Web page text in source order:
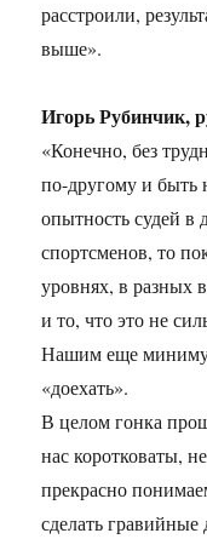
расстроили,
выше».
Игорь Рубинчик,
«Конечно, без
по-другому и быть
опытность судей в
спортсменов, то
уровнях, в разных
и то, что это не
Нашим еще
«доехать».
В целом гонка
нас коротковаты,
прекрасно
сделать гравийные